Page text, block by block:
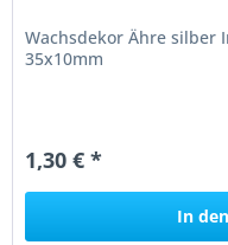
Wachsdekor Ähre silber
35x10mm
1,30 € *
In den